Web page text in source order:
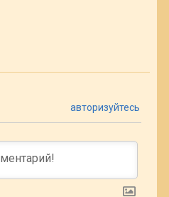
авторизуйтесь